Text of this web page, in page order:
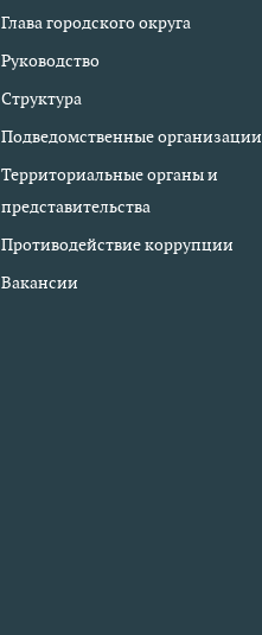
Глава городского округа
Руководство
Структура
Подведомственные организации
Территориальные органы и
представительства
Противодействие коррупции
Вакансии